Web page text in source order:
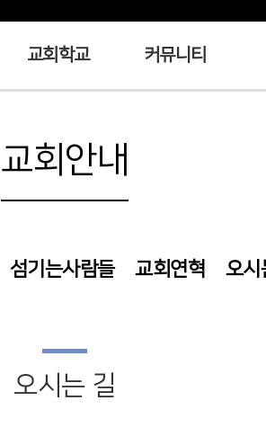
교회학교 커뮤니티
교회안내
섬기는사람들 교회연혁 오시
오시는 길